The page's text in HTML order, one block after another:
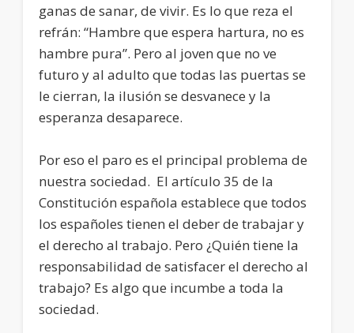
ganas de sanar, de vivir. Es lo que reza el
refrán: “Hambre que espera hartura, no es
hambre pura”. Pero al joven que no ve
futuro y al adulto que todas las puertas se
le cierran, la ilusión se desvanece y la
esperanza desaparece.
Por eso el paro es el principal problema de
nuestra sociedad. El artículo 35 de la
Constitución española establece que todos
los españoles tienen el deber de trabajar y
el derecho al trabajo. Pero ¿Quién tiene la
responsabilidad de satisfacer el derecho al
trabajo? Es algo que incumbe a toda la
sociedad.